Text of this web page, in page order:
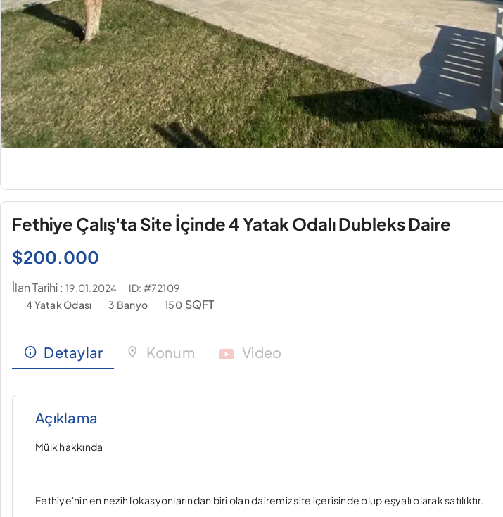
Fethiye Çalış'ta Site İçinde 4 Yatak Odalı Dubleks Daire
$200.000
İlan Tarihi : 19.01.2024
ID: #72109
4 Yatak Odası
3 Banyo 150 SQFT
Detaylar Konum Video
Açıklama
Mülk hakkında
Fethiye'nin en nezih lokasyonlarından biri olan dairemiz site içerisinde olup eşyalı olarak satılıktır.